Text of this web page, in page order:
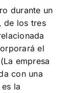
durante un
de los tres
el
empresa
con una
la